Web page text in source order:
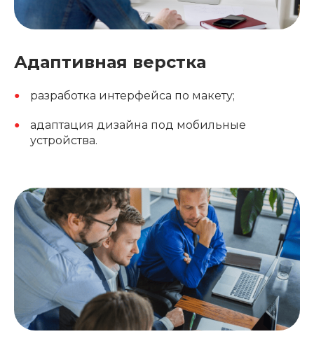
Адаптивная верстка
разработка интерфейса по макету;
адаптация дизайна под мобильные
устройства.